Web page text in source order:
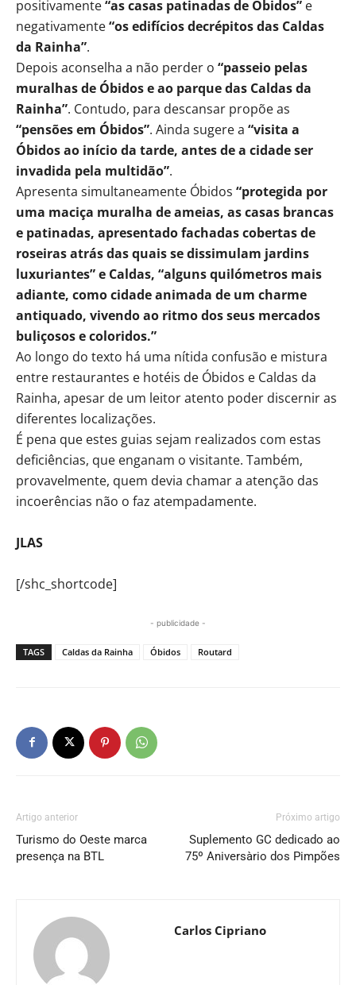
positivamente“as casas patinadas de Óbidos” e
negativamente“os edifícios decrépitos das Caldas
da Rainha”.
Depois aconselha a não perder o “passeio pelas
muralhas de Óbidos e ao parque das Caldas da
Rainha”. Contudo, para descansar propõe as
“pensões em Óbidos”. Ainda sugere a “visita a
Óbidos ao início da tarde, antes de a cidade ser
invadida pela multidão”.
Apresenta simultaneamente Óbidos “protegida por
uma maciça muralha de ameias, as casas brancas
e patinadas, apresentado fachadas cobertas de
roseiras atrás das quais se dissimulam jardins
luxuriantes” e Caldas, “alguns quilómetros mais
adiante, como cidade animada de um charme
antiquado, vivendo ao ritmo dos seus mercados
buliçosos e coloridos.”
Ao longo do texto há uma nítida confusão e mistura
entre restaurantes e hotéis de Óbidos e Caldas da
Rainha, apesar de um leitor atento poder discernir as
diferentes localizações.
É pena que estes guias sejam realizados com estas
deficiências, que enganam o visitante. Também,
provavelmente, quem devia chamar a atenção das
incoerências não o faz atempadamente.
JLAS
[/shc_shortcode]
- publicidade -
TAGS Caldas da Rainha Óbidos Routard
Artigo anterior
Turismo do Oeste marca
presença na BTL
Próximo artigo
Suplemento GC dedicado ao
75º Aniversàrio dos Pimpões
Carlos Cipriano